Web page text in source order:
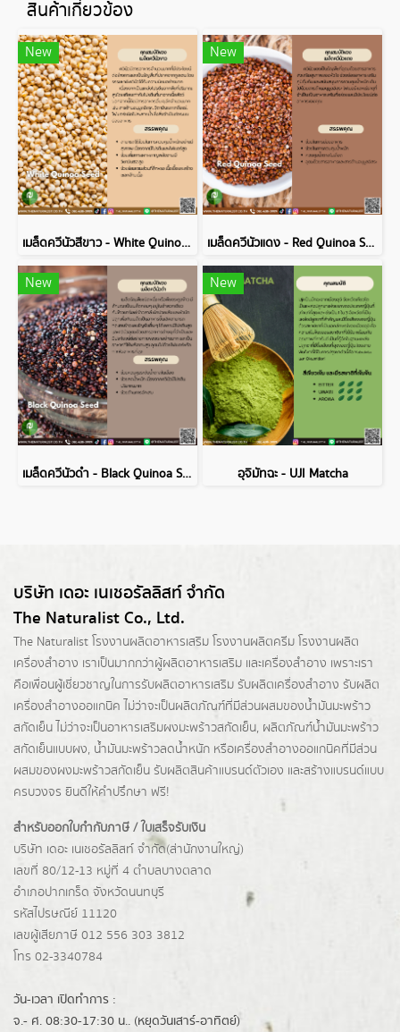
สินค้าเกี่ยวข้อง
New
เมล็ดควีนัวสีขาว - White Quinoa Seed
New
เมล็ดควีนัวแดง - Red Quinoa Seed
New
เมล็ดควีนัวดำ - Black Quinoa Seed
New
อุจิมัทฉะ - UJI Matcha
บริษัท เดอะ เนเชอรัลลิสท์ จำกัด
The Naturalist Co., Ltd.
The Naturalist โรงงานผลิตอาหารเสริม โรงงานผลิตครีม โรงงานผลิต
เครื่องสำอาง เราเป็นมากกว่าผู้ผลิตอาหารเสริม และเครื่องสำอาง เพราะเรา
คือเพื่อนผู้เชี่ยวชาญในการรับผลิตอาหารเสริม รับผลิตเครื่องสำอาง รับผลิต
เครื่องสำอางออแกนิค ไม่ว่าจะเป็นผลิตภัณฑ์ที่มีส่วนผสมของน้ำมันมะพร้าว
สกัดเย็น ไม่ว่าจะเป็นอาหารเสริมผงมะพร้าวสกัดเย็น, ผลิตภัณฑ์น้ำมันมะพร้าว
สกัดเย็นแบบผง, น้ำมันมะพร้าวลดน้ำหนัก หรือเครื่องสำอางออแกนิคที่มีส่วน
ผสมของผงมะพร้าวสกัดเย็น รับผลิตสินค้าแบรนด์ตัวเอง และสร้างแบรนด์แบบ
ครบวงจร ยินดีให้คำปรึกษา ฟรี!
สำหรับออกใบกำกับภาษี / ใบเสร็จรับเงิน
บริษัท เดอะ เนเชอรัลลิสท์ จำกัด(ส่านักงานใหญ่)
เลขที่ 80/12-13 หมู่ที่ 4 ตำบลบางตลาด
อำเภอปากเกร็ด จังหวัดนนทบุรี
รหัสไปรษณีย์ 11120
เลขผู้เสียภาษี 012 556 303 3812
โทร 02-3340784
วัน-เวลา เปิดทำการ :
จ.- ศ. 08:30-17:30 น.. (หยุดวันเสาร์-อาทิตย์)